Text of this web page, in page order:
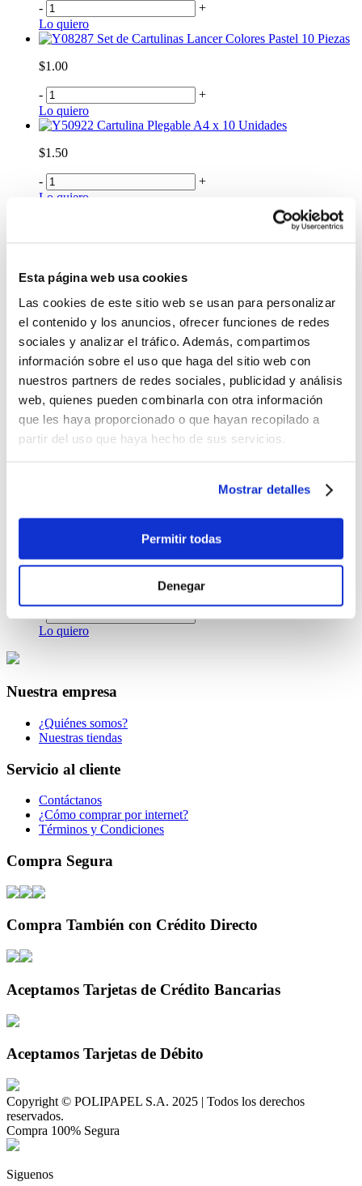
Esta página web usa cookies
Las cookies de este sitio web se usan para personalizar
el contenido y los anuncios, ofrecer funciones de redes
sociales y analizar el tráfico. Además, compartimos
información sobre el uso que haga del sitio web con
nuestros partners de redes sociales, publicidad y análisis
web, quienes pueden combinarla con otra información
que les haya proporcionado o que hayan recopilado a
partir del uso que haya hecho de sus servicios.
Mostrar detalles
Permitir todas
Denegar
-
+
Lo quiero
Set de Cartulinas Lancer Colores Pastel 10 Piezas
$1.00
-
+
Lo quiero
Cartulina Plegable A4 x 10 Unidades
$1.50
-
+
Lo quiero
Cartulina Plegable A3 x 10 Unidades
Lo quiero
Cartulina Esmaltada A4 x 10 Unidades
$1.45
Cartulina Astrobrights A3 x 10 Unidades
$5.99
-
+
Cartulina Bristol Blanca A3 x 25 Unidades
Lo quiero
Nuestra empresa
¿Quiénes somos?
Nuestras tiendas
Servicio al cliente
Contáctanos
¿Cómo comprar por internet?
Términos y Condiciones
Compra Segura
Compra También con Crédito Directo
Aceptamos Tarjetas de Crédito Bancarias
Aceptamos Tarjetas de Débito
Copyright © POLIPAPEL S.A. 2025 | Todos los derechos
reservados.
Compra 100% Segura
Siguenos